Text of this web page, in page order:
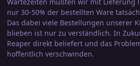
nur 30-50% der bestellten Ware
Das dabei viele Bestellungen unserer
blieben ist nur zu verständlich. In
Reaper direkt beliefert und das
hoffentlich verschwinden.